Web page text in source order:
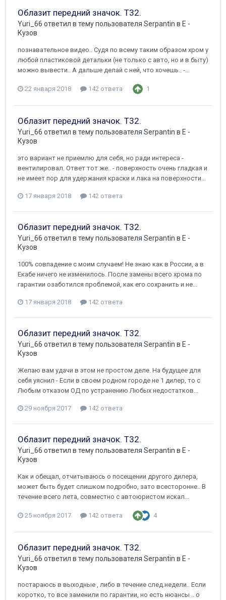
Облазит передний значок. Т32.
Yuri_66 ответил в тему пользователя Serpantin в E -
Кузов
познавательное видео.. Судя по всему таким образом хром у
любой пластиковой детальки (не только с авто, но и в быту)
можно вывести.. А дальше делай с ней, что хочешь.. -...
22 января 2018 142 ответа 1
Облазит передний значок. Т32.
Yuri_66 ответил в тему пользователя Serpantin в E -
Кузов
это вариант не приемлю для себя, но ради интереса -
вентилировал. Ответ тот же.. - поверхность очень гладкая и
не имеет пор для удержания краски и лака на поверхности...
17 января 2018 142 ответа
Облазит передний значок. Т32.
Yuri_66 ответил в тему пользователя Serpantin в E -
Кузов
100% совпадение с моим случаем! Не знаю как в России, а в
Екабе ничего не изменилось. После замены всего хрома по
гарантии озаботился проблемой, как его сохранить и не...
17 января 2018 142 ответа
Облазит передний значок. Т32.
Yuri_66 ответил в тему пользователя Serpantin в E -
Кузов
Желаю вам удачи в этом не простом деле. На будущее для
себя уяснил - Если в своем родном городе не 1 дилер, то с
Любым отказом ОД по устранению Любых недостатков...
29 ноября 2017 142 ответа
Облазит передний значок. Т32.
Yuri_66 ответил в тему пользователя Serpantin в E -
Кузов
Как и обещал, отчитываюсь о посещении другого дилера,
может быть будет слишком подробно, зато всесторонне.. В
течение всего лета, совместно с автоюристом искал...
25 ноября 2017 142 ответа 4
Облазит передний значок. Т32.
Yuri_66 ответил в тему пользователя Serpantin в E -
Кузов
постараюсь в выходные , либо в течение след.недели.. Если
коротко, то все заменили по гарантии, но есть нюансы .. о